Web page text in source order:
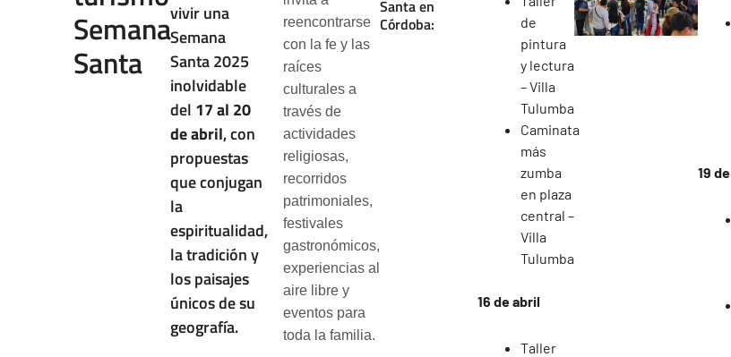
Semana
Santa
vivir una
Semana
Santa 2025
inolvidable
del 17 al 20
de abril, con
propuestas
que conjugan
la
espiritualidad,
la tradición y
los paisajes
únicos de su
geografía.
reencontrarse
con la fe y las
raíces
culturales a
través de
actividades
religiosas,
recorridos
patrimoniales,
festivales
gastronómicos,
experiencias al
aire libre y
eventos para
toda la familia.
Santa en
Córdoba:
de
pintura
y lectura
– Villa
Tulumba
Caminata
más
zumba
en plaza
central –
Villa
Tulumba
16 de abril
Taller
19